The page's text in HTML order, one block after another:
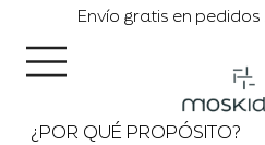
Envío gratis en
¿POR QUÉ PROPÓSITO?